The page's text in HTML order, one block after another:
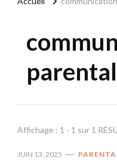
Affichage : 1 - 1 sur 1
JUIN 13, 2025